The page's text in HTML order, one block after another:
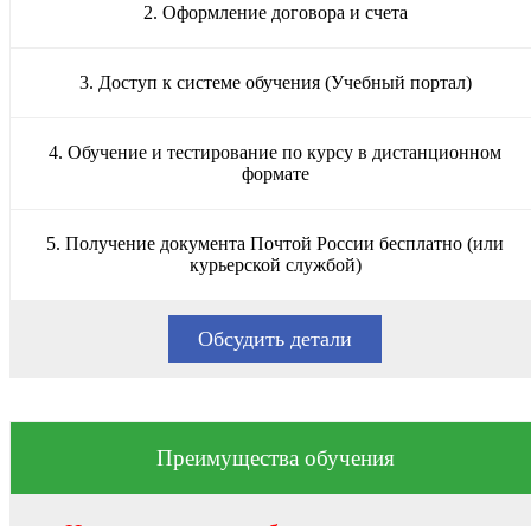
2. Оформление договора и счета
3. Доступ к системе обучения (Учебный портал)
4. Обучение и тестирование по курсу в дистанционном
формате
5. Получение документа Почтой России бесплатно (или
курьерской службой)
Обсудить детали
Преимущества обучения